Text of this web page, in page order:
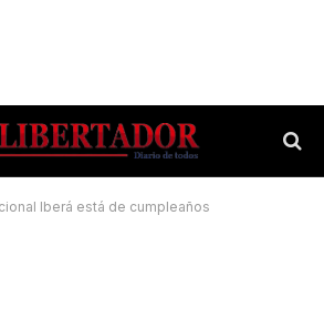
Iberá está de cumpleaños